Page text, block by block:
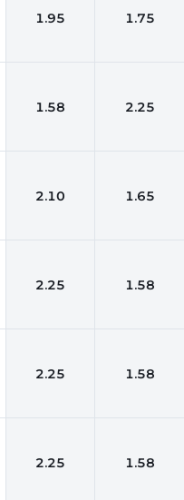
1.95 1.75
1.58 2.25
2.10 1.65
2.25 1.58
2.25 1.58
2.25 1.58